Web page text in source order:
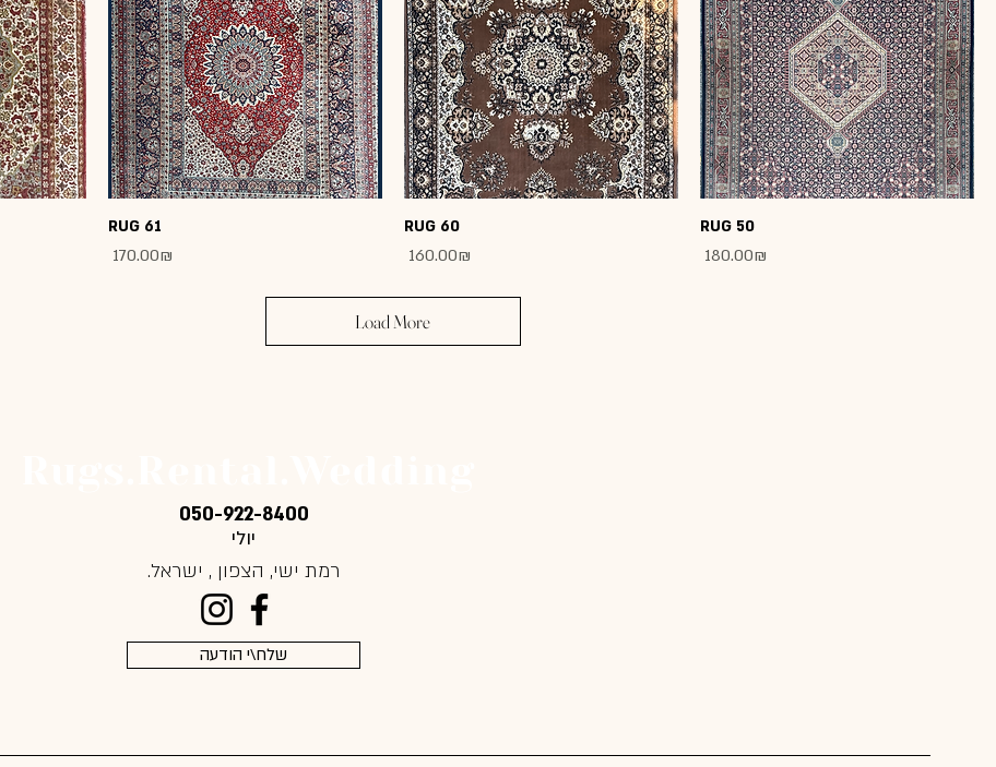
RUG 61
Price ‏170.00 ‏₪
RUG 60
Price ‏160.00 ‏₪
RUG 50
Price ‏180.00 ‏₪
Load More
050-922-8400
יולי
רמת ישי, הצפון , ישראל.
שלח\י הודעה